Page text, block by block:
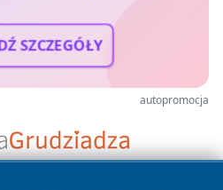
SZCZEGÓŁY
autopromocja